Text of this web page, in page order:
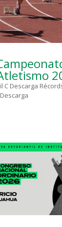
C Descarga